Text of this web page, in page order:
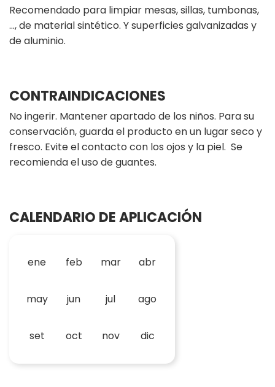
Recomendado para limpiar mesas, sillas, tumbonas,
…, de material sintético. Y superficies galvanizadas y
de aluminio.
CONTRAINDICACIONES
No ingerir. Mantener apartado de los niños. Para su
conservación, guarda el producto en un lugar seco y
fresco. Evite el contacto con los ojos y la piel. Se
recomienda el uso de guantes.
CALENDARIO DE APLICACIÓN
ene feb mar abr
may jun jul ago
set oct nov dic